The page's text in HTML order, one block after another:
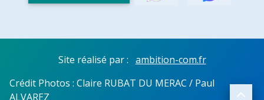
Site réalisé par : ambition-com.fr
Crédit Photos : Claire RUBAT DU MERAC / Paul
ALVAREZ